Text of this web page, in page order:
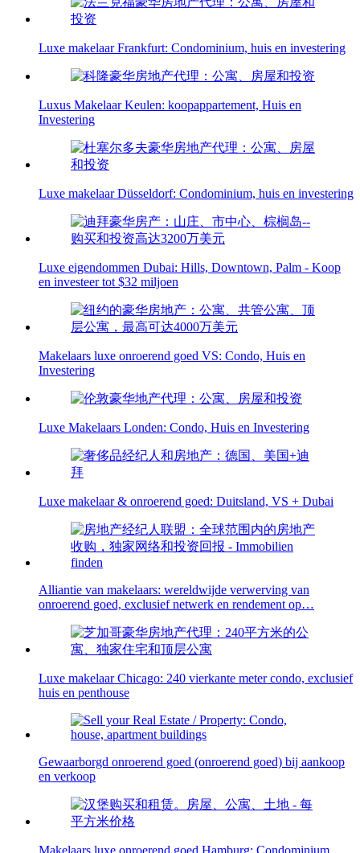
Luxe makelaar Frankfurt: Condominium, huis en investering
Luxus Makelaar Keulen: koopappartement, Huis en
Investering
Luxe makelaar Düsseldorf: Condominium, huis en investering
Luxe eigendommen Dubai: Hills, Downtown, Palm - Koop
en investeer tot $32 miljoen
Makelaars luxe onroerend goed VS: Condo, Huis en
Investering
Luxe Makelaars Londen: Condo, Huis en Investering
Luxe makelaar & onroerend goed: Duitsland, VS + Dubai
Alliantie van makelaars: wereldwijde verwerving van
onroerend goed, exclusief netwerk en rendement op…
Luxe makelaar Chicago: 240 vierkante meter condo, exclusief
huis en penthouse
Gewaarborgd onroerend goed (onroerend goed) bij aankoop
en verkoop
Makelaars luxe onroerend goed Hamburg: Condominium,